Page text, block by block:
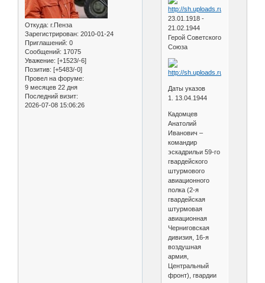
Откуда: г.Пенза
Зарегистрирован: 2010-01-24
Приглашений: 0
Сообщений: 17075
Уважение: [+1523/-6]
Позитив: [+5483/-0]
Провел на форуме:
9 месяцев 22 дня
Последний визит:
2026-07-08 15:06:26
23.01.1918 -
21.02.1944
Герой Советского
Союза
Даты указов
1. 13.04.1944
Кадомцев
Анатолий
Иванович –
командир
эскадрильи 59-го
гвардейского
штурмового
авиационного
полка (2-я
гвардейская
штурмовая
авиационная
Черниговская
дивизия, 16-я
воздушная
армия,
Центральный
фронт), гвардии